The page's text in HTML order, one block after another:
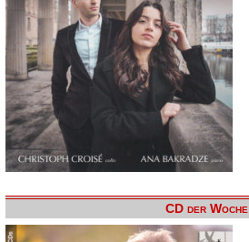
CD der Woche